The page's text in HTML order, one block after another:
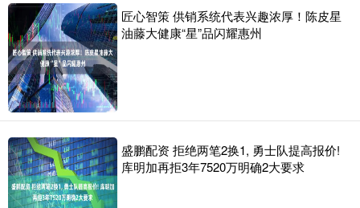
匠心智策 供销系统代表兴趣浓厚！陈皮星
油藤大健康“星”品闪耀惠州
盛鹏配资 拒绝两笔2换1, 勇士队提高报价!
库明加再拒3年7520万明确2大要求